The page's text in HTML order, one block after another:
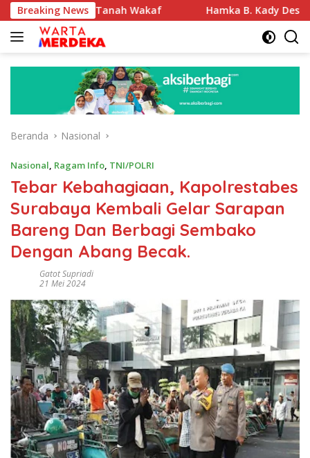
Langsung
ke
konten
Breaking News
Tanah Wakaf Hamka B. Kady Desak Evaluasi
Beranda Nasional
Nasional, Ragam Info, TNI/POLRI
Tebar Kebahagiaan, Kapolrestabes
Surabaya Kembali Gelar Sarapan
Bareng Dan Berbagi Sembako
Dengan Abang Becak.
Gatot Supriadi
21 Mei 2024